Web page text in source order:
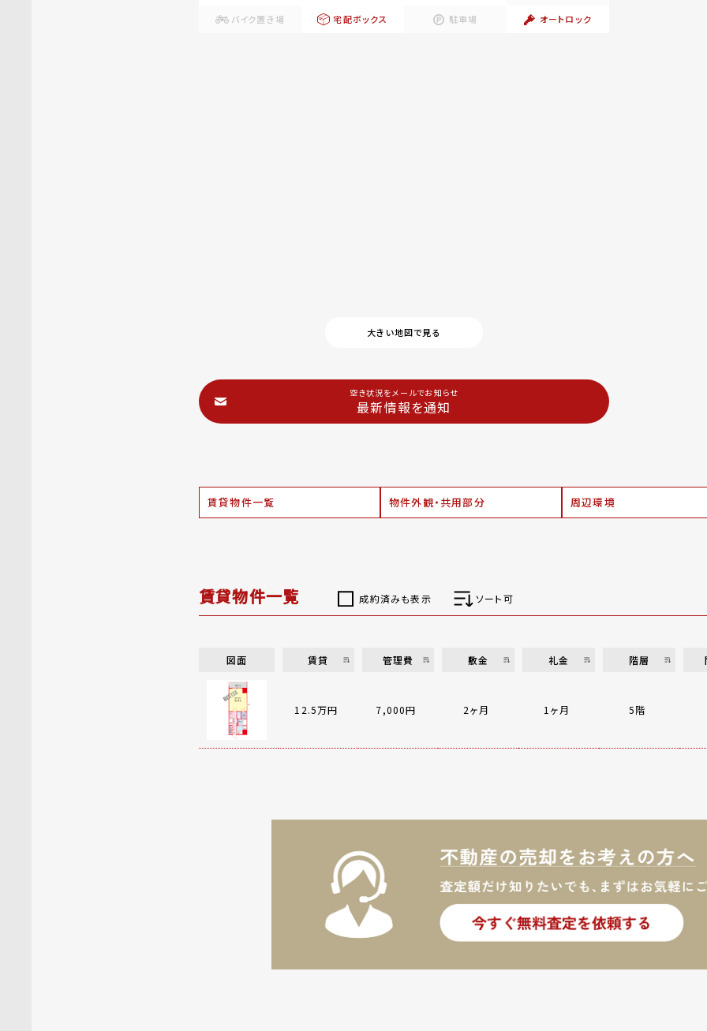
バイク置き場 宅配ボックス 駐車場 オートロック
大きい地図で見る
空き状況をメールでお知らせ
最新情報を通知
賃貸物件一覧 物件外観・共用部分 周辺環境
賃貸物件一覧 成約済みも表示 ソート可
図面 賃貸 管理費 敷金 礼金 階層
12.5万円 7,000円 2ヶ月 1ヶ月 5階